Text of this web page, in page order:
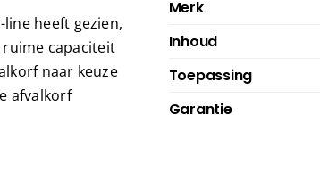
heeft gezien,
ruime capaciteit
naar keuze
afvalkorf
Merk
Inhoud
Toepassing
Garantie